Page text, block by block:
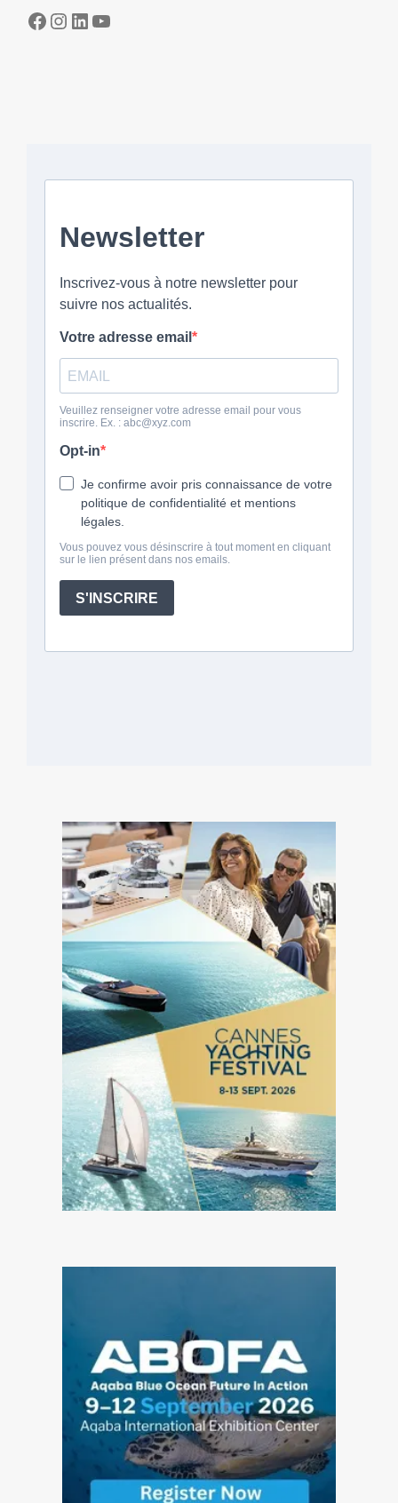
Facebook
Instagram
LinkedIn
YouTube